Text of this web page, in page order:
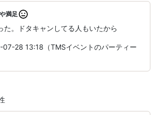
満足
た。ドタキャンしてる人もいたから
28 13:18（TMSイベントのパーティー